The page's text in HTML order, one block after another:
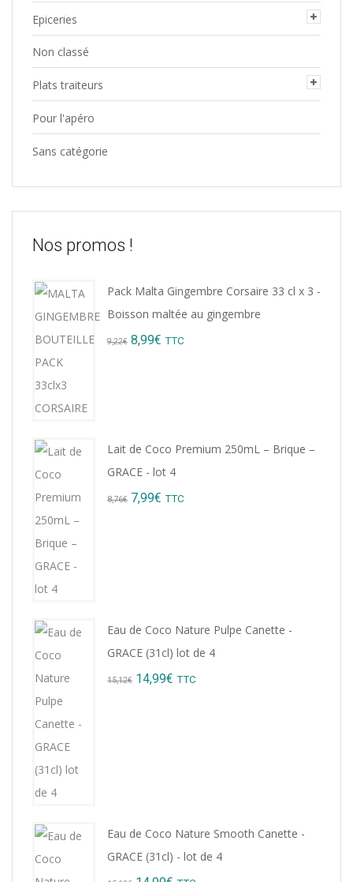
Epiceries
Non classé
Plats traiteurs
Pour l'apéro
Sans catégorie
Nos promos !
Pack Malta Gingembre Corsaire 33 cl x 3 -
Boisson maltée au gingembre
9,22€ Original
8,99€ Current
TTC
Lait de Coco Premium 250mL – Brique –
GRACE - lot 4
8,76€ Original
7,99€ Current
TTC
Eau de Coco Nature Pulpe Canette -
GRACE (31cl) lot de 4
15,12€ Original
14,99€ Current
TTC
Eau de Coco Nature Smooth Canette -
GRACE (31cl) - lot de 4